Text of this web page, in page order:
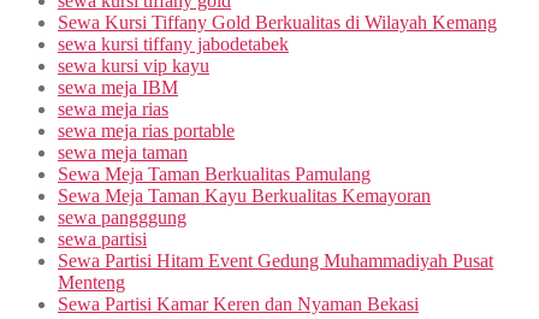
Sewa Kursi Tiffany Gold Berkualitas di Wilayah Kemang
sewa kursi tiffany jabodetabek
sewa kursi vip kayu
sewa meja IBM
sewa meja rias
sewa meja rias portable
sewa meja taman
Sewa Meja Taman Berkualitas Pamulang
Sewa Meja Taman Kayu Berkualitas Kemayoran
sewa pangggung
sewa partisi
Sewa Partisi Hitam Event Gedung Muhammadiyah Pusat
Menteng
Sewa Partisi Kamar Keren dan Nyaman Bekasi